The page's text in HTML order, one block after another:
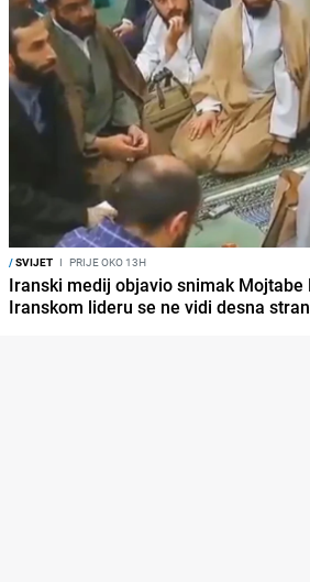
/SVIJET I PRIJE OKO 13H
Iranski medij objavio snimak Mojtabe
Iranskom lideru se ne vidi desna